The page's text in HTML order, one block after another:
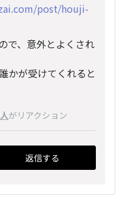
post/houji-
で、意外とよくされ
かが受けてくれると
がリアクション
返信する